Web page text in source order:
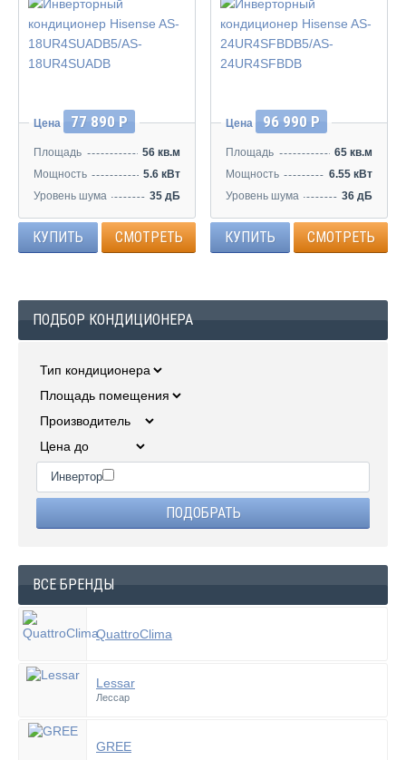
Инвертор
Цена 77 890 Р
Площадь
56 кв.м
Мощность
5.6 кВт
Уровень шума
35 дБ
КУПИТЬ СМОТРЕТЬ
Инвертор
Цена 96 990 Р
Площадь
65 кв.м
Мощность
6.55 кВт
Уровень шума
36 дБ
КУПИТЬ СМОТРЕТЬ
ПОДБОР КОНДИЦИОНЕРА
Инвертор
ВСЕ БРЕНДЫ
QuattroClima
Lessar
Лессар
GREE